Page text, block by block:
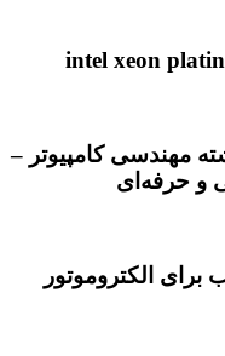
مهندسی کامپیوتر –
و حرفه‌ای
برای الکتروموتور